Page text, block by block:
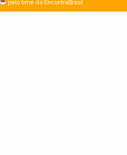
pelo time do EncontraBrasil